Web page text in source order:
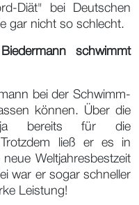
Diät" bei Deutschen
gar nicht so schlecht.
schwimmt
bei der Schwimm-
können. Über die
bereits für die
Trotzdem ließ er es in
Weltjahresbestzeit
war er sogar schneller
Leistung!